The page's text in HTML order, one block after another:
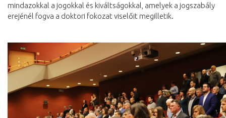
mindazokkal a jogokkal és kiváltságokkal, amelyek a jogszabály
erejénél fogva a doktori fokozat viselőit megilletik.